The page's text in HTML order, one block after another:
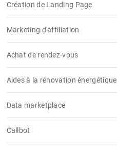
Création de Landing Page
Marketing d'affiliation
Achat de rendez-vous
Aides à la rénovation énergétique
Data marketplace
Callbot